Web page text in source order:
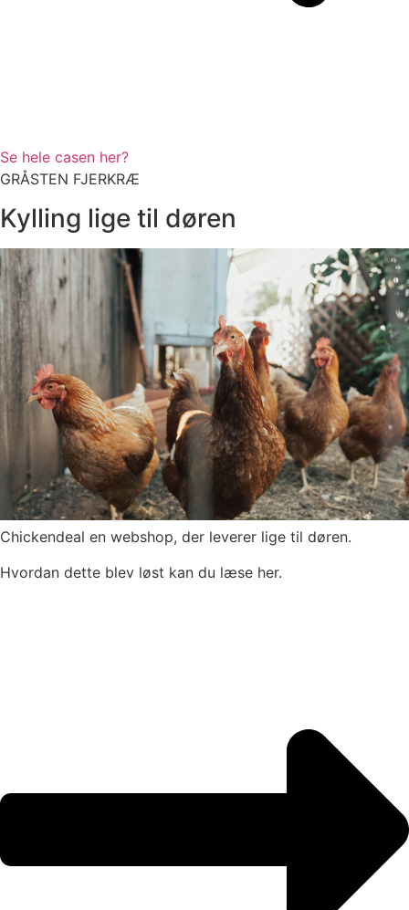
Se hele casen her?
GRÅSTEN FJERKRÆ
Kylling lige til døren
Chickendeal en webshop, der leverer lige til døren.
Hvordan dette blev løst kan du læse her.